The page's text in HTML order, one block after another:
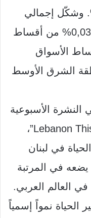
وشكّل إجمالي
0,03%
من أقساط
الأسواق
الشرق الأوسط
الأسبوعية
،
في لبنان
يضعه في المرتبة
في العالم العربي.
نمواً إسمياً